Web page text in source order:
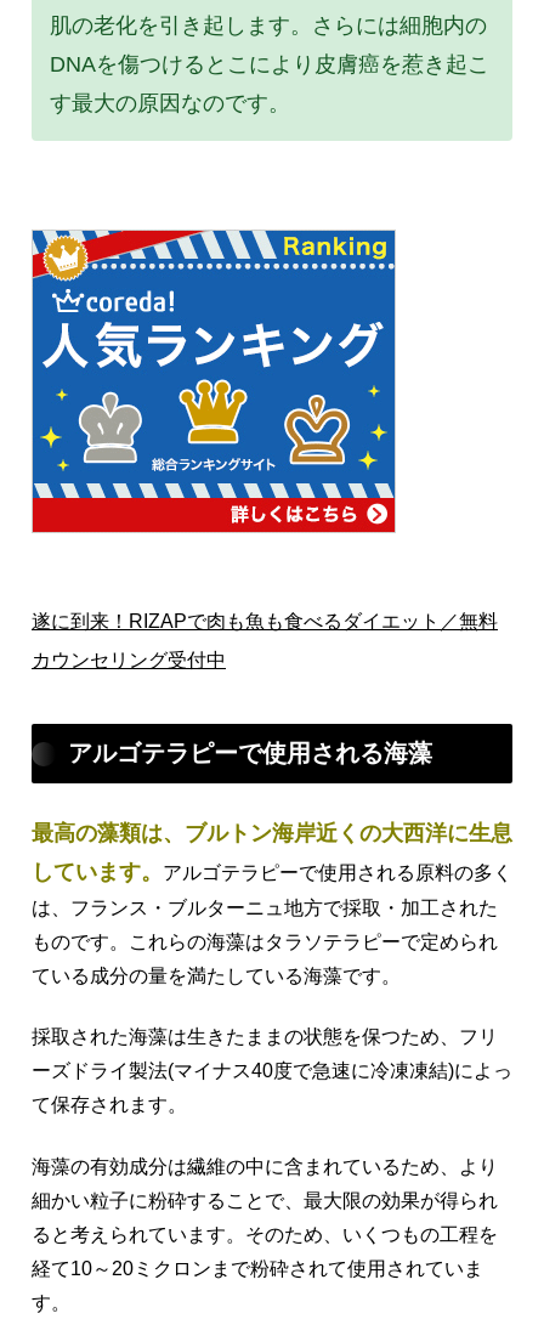
肌の老化を引き起します。さらには細胞内の
DNAを傷つけるとこにより皮膚癌を惹き起こ
す最大の原因なのです。
遂に到来！RIZAPで肉も魚も食べるダイエット／無料
カウンセリング受付中
アルゴテラピーで使用される海藻
最高の藻類は、ブルトン海岸近くの大西洋に生息
しています。
アルゴテラピーで使用される原料の多く
は、フランス・ブルターニュ地方で採取・加工された
ものです。これらの海藻はタラソテラピーで定められ
ている成分の量を満たしている海藻です。
採取された海藻は生きたままの状態を保つため、フリ
ーズドライ製法(マイナス40度で急速に冷凍凍結)によっ
て保存されます。
海藻の有効成分は繊維の中に含まれているため、より
細かい粒子に粉砕することで、最大限の効果が得られ
ると考えられています。そのため、いくつもの工程を
経て10～20ミクロンまで粉砕されて使用されていま
す。